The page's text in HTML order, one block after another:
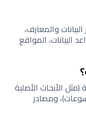
والمعارف،
البيانات، المواقع
الأبحاث الأصلية
ومصادر